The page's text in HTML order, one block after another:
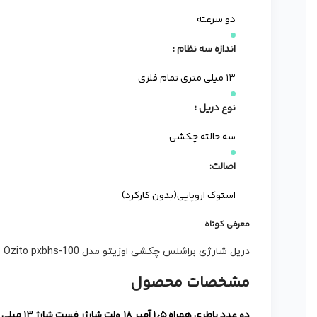
دو سرعته
اندازه سه نظام :
۱۳ میلی متری تمام فلزی
نوع دریل :
سه حالته چکشی
اصالت:
استوک اروپایی(بدون کارکرد)
معرفی کوتاه
دریل شارژی براشلس چکشی اوزیتو مدل Ozito pxbhs-100
مشخصات محصول